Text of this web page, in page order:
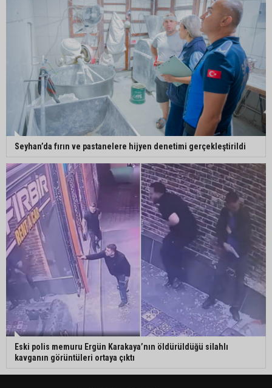
Seyhan’da fırın ve pastanelere hijyen denetimi gerçekleştirildi
Eski polis memuru Ergün Karakaya’nın öldürüldüğü silahlı
kavganın görüntüleri ortaya çıktı